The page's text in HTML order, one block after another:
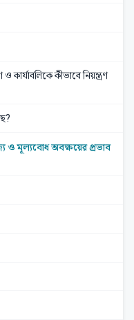
কীভাবে নিয়ন্ত্রণ
ও মূল্যবোধ অবক্ষয়ের প্রভাব